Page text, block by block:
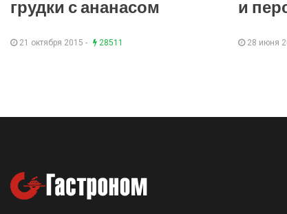
грудки с ананасом
21 октября 2015 - 28511
и
28 июня